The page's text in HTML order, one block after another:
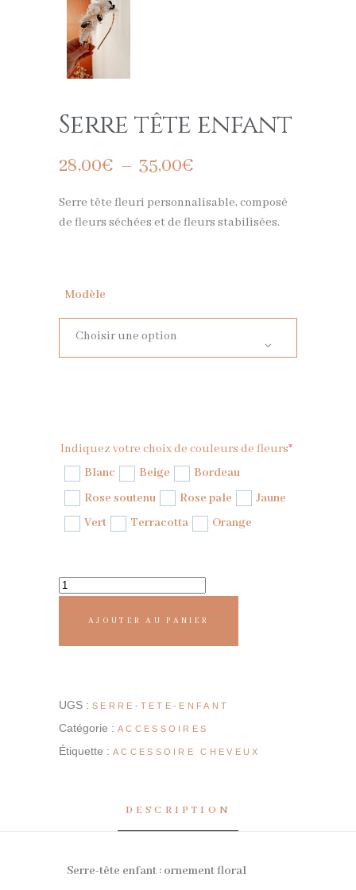
Serre tête enfant
28,00€ – 35,00€
Serre tête fleuri personnalisable, composé
de fleurs séchées et de fleurs stabilisées.
Modèle
Choisir une option
Indiquez votre choix de couleurs de fleurs*
Blanc
Beige
Bordeau
Rose soutenu
Rose pale
Jaune
Vert
Terracotta Orange
AJOUTER AU PANIER
UGS : SERRE-TETE-ENFANT
Catégorie : ACCESSOIRES
Étiquette : ACCESSOIRE CHEVEUX
DESCRIPTION
Serre-tête enfant : ornement floral